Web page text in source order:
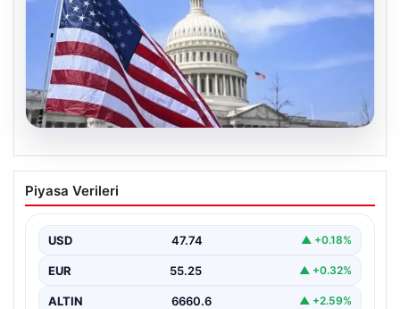
Trump’ın Beyaz Saray’da Balo Salonu
İnşası Projesine Yasal Engel
Trump, Beyaz Saray’da yeni bir balo salonu inşa…
Piyasa Verileri
USD 47.74 ▲ +0.18%
EUR 55.25 ▲ +0.32%
ALTIN 6660.6 ▲ +2.59%